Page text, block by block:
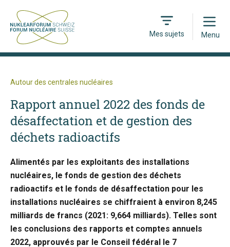
Mes sujets
Open
Menu
Autour des centrales nucléaires
Rapport annuel 2022 des fonds de
désaffectation et de gestion des
déchets radioactifs
Alimentés par les exploitants des installations
nucléaires, le fonds de gestion des déchets
radioactifs et le fonds de désaffectation pour les
installations nucléaires se chiffraient à environ 8,245
milliards de francs (2021: 9,664 milliards). Telles sont
les conclusions des rapports et comptes annuels
2022, approuvés par le Conseil fédéral le 7